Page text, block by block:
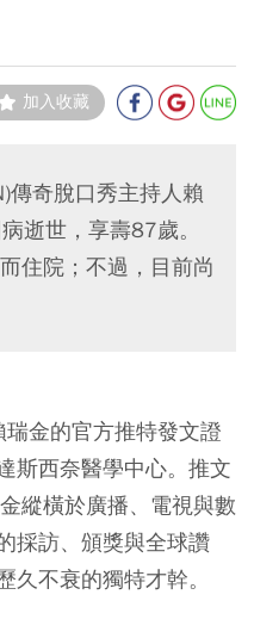
加入收藏
傳奇脫口秀主持人賴
逝世，享壽87歲。
住院；不過，目前尚
金的官方推特發文證
斯西奈醫學中心。推文
縱橫於廣播、電視與數
採訪、頒獎與全球讚
不衰的獨特才幹。